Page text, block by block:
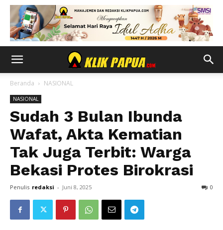
Beranda NASIONAL
NASIONAL
Sudah 3 Bulan Ibunda
Wafat, Akta Kematian
Tak Juga Terbit: Warga
Bekasi Protes Birokrasi
Penulis redaksi - Juni 8, 2025 0